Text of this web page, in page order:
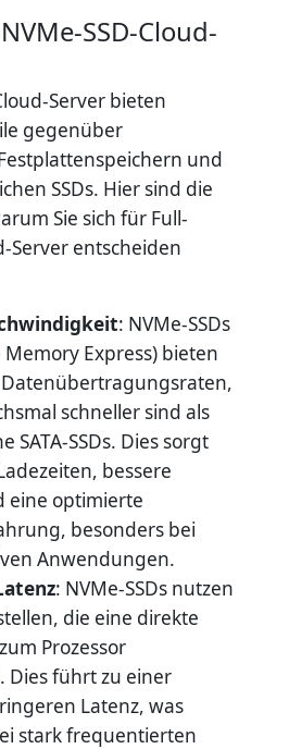
SSD-Cloud-
Server bieten
gegenüber
und
SSDs. Hier sind die
Sie sich für Full-
Server entscheiden
: NVMe-SSDs
Express) bieten
schneller sind als
SATA-SSDs. Dies sorgt
bessere
eine optimierte
besonders bei
Anwendungen.
: NVMe-SSDs nutzen
die eine direkte
Prozessor
Dies führt zu einer
Latenz, was
stark frequentierten